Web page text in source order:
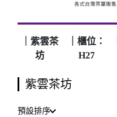
｜紫雲茶
坊
｜櫃位：
H27
紫雲茶坊
預設排序